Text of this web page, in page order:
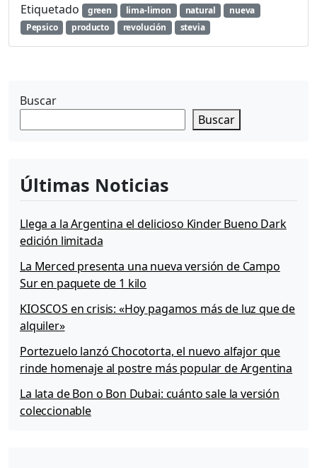
n
e
v
d
c
o
r
n
b
7
Etiquetado
green lima-limon natural
nueva
Pepsico
producto revolución stevia
Buscar
Buscar
Últimas Noticias
Llega a la Argentina el delicioso Kinder Bueno Dark
edición limitada
La Merced presenta una nueva versión de Campo
Sur en paquete de 1 kilo
KIOSCOS en crisis: «Hoy pagamos más de luz que de
alquiler»
Portezuelo lanzó Chocotorta, el nuevo alfajor que
rinde homenaje al postre más popular de Argentina
La lata de Bon o Bon Dubai: cuánto sale la versión
coleccionable